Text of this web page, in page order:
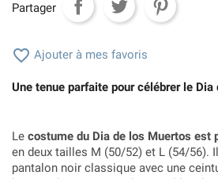
Partager
 Ajouter à mes favoris
Une tenue parfaite pour célébrer le
Le costume du Dia de los Muertos est
en deux tailles M (50/52) et L (54/56).
pantalon noir classique avec une